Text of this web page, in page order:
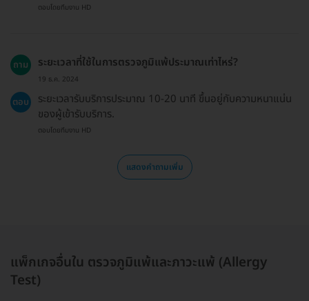
ตอบโดยทีมงาน HD
ถาม ระยะเวลาที่ใช้ในการตรวจภูมิแพ้ประมาณเท่าไหร่?
19 ธ.ค. 2024
ตอบ
ระยะเวลารับบริการประมาณ 10-20 นาที ขึ้นอยู่กับความหนาแน่น
ของผู้เข้ารับบริการ.
ตอบโดยทีมงาน HD
แสดงคำถามเพิ่ม
แพ็กเกจอื่นใน ตรวจภูมิแพ้และภาวะแพ้ (Allergy
Test)